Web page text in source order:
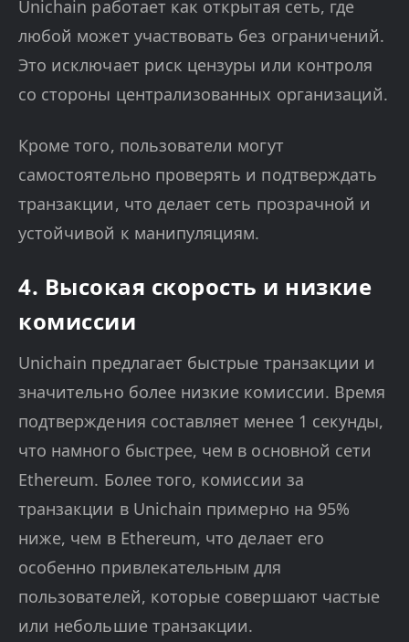
Unichain работает как открытая сеть, где
любой может участвовать без ограничений.
Это исключает риск цензуры или контроля
со стороны централизованных организаций.
Кроме того, пользователи могут
самостоятельно проверять и подтверждать
транзакции, что делает сеть прозрачной и
устойчивой к манипуляциям.
4. Высокая скорость и низкие
комиссии
Unichain предлагает быстрые транзакции и
значительно более низкие комиссии. Время
подтверждения составляет менее 1 секунды,
что намного быстрее, чем в основной сети
Ethereum. Более того, комиссии за
транзакции в Unichain примерно на 95%
ниже, чем в Ethereum, что делает его
особенно привлекательным для
пользователей, которые совершают частые
или небольшие транзакции.